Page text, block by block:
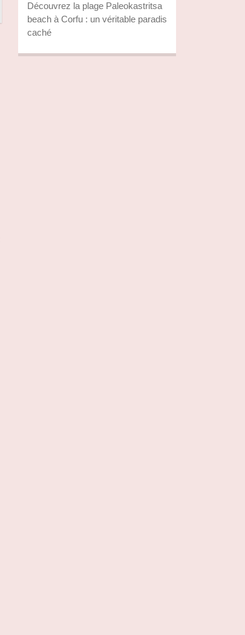
Découvrez la plage Paleokastritsa
beach à Corfu : un véritable paradis
caché